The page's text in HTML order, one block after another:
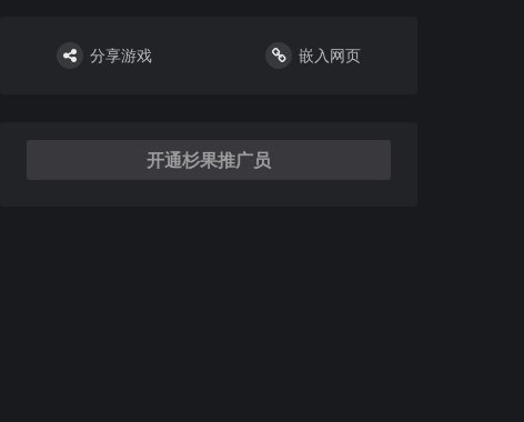
：
9.0
分享游戏 嵌入网页
开通杉果推广员